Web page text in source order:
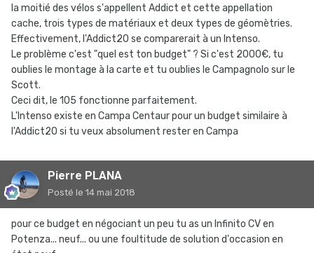
la moitié des vélos s'appellent Addict et cette appellation
cache, trois types de matériaux et deux types de géomètries.
Effectivement, l'Addict20 se comparerait à un Intenso.
Le problème c'est "quel est ton budget" ? Si c'est 2000€, tu
oublies le montage à la carte et tu oublies le Campagnolo sur le
Scott.
Ceci dit, le 105 fonctionne parfaitement.
L'Intenso existe en Campa Centaur pour un budget similaire à
l'Addict20 si tu veux absolument rester en Campa
Pierre PLANA
Posté le 14 mai 2018
pour ce budget en négociant un peu tu as un Infinito CV en
Potenza... neuf... ou une foultitude de solution d'occasion en